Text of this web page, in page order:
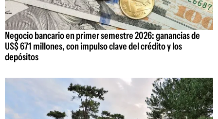
Negocio bancario en primer semestre 2026: ganancias de
US$ 671 millones, con impulso clave del crédito y los
depósitos